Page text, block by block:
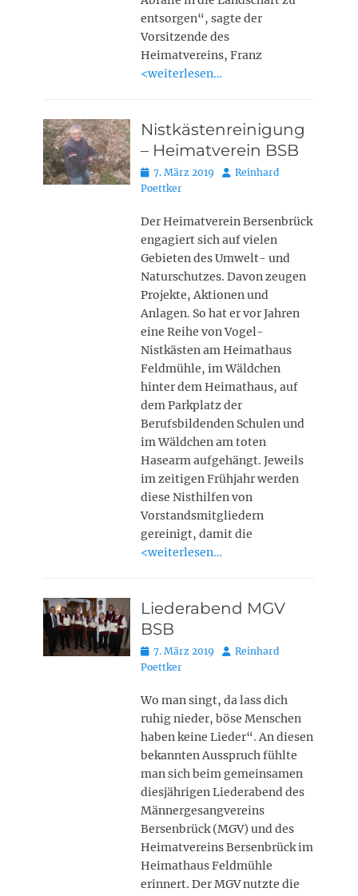
entsorgen“, sagte der
Vorsitzende des
Heimatvereins, Franz
<weiterlesen…
Nistkästenreinigung
– Heimatverein BSB
Posted
on
7. März 2019 AutorReinhard
Poettker
Der Heimatverein Bersenbrück
engagiert sich auf vielen
Gebieten des Umwelt- und
Naturschutzes. Davon zeugen
Projekte, Aktionen und
Anlagen. So hat er vor Jahren
eine Reihe von Vogel-
Nistkästen am Heimathaus
Feldmühle, im Wäldchen
hinter dem Heimathaus, auf
dem Parkplatz der
Berufsbildenden Schulen und
im Wäldchen am toten
Hasearm aufgehängt. Jeweils
im zeitigen Frühjahr werden
diese Nisthilfen von
Vorstandsmitgliedern
gereinigt, damit die
<weiterlesen…
Liederabend MGV
BSB
Posted
on
7. März 2019 AutorReinhard
Poettker
Wo man singt, da lass dich
ruhig nieder, böse Menschen
haben keine Lieder“. An diesen
bekannten Ausspruch fühlte
man sich beim gemeinsamen
diesjährigen Liederabend des
Männergesangvereins
Bersenbrück (MGV) und des
Heimatvereins Bersenbrück im
Heimathaus Feldmühle
erinnert. Der MGV nutzte die